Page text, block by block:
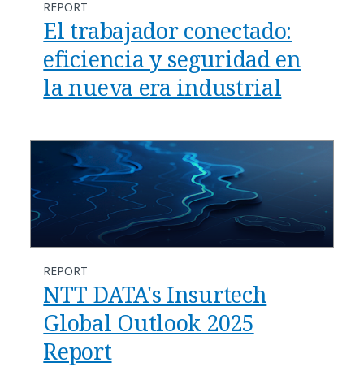
REPORT
El trabajador conectado:
eficiencia y seguridad en
la nueva era industrial
REPORT
NTT DATA's Insurtech
Global Outlook 2025
Report